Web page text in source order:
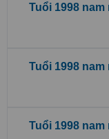
Tuổi 1998
Tuổi 1998
Tuổi 1998